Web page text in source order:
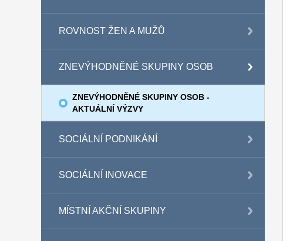
ROVNOST ŽEN A MUŽŮ
ZNEVÝHODNĚNÉ SKUPINY OSOB
ZNEVÝHODNĚNÉ SKUPINY OSOB -
AKTUÁLNÍ VÝZVY
SOCIÁLNÍ PODNIKÁNÍ
SOCIÁLNÍ INOVACE
MÍSTNÍ AKČNÍ SKUPINY